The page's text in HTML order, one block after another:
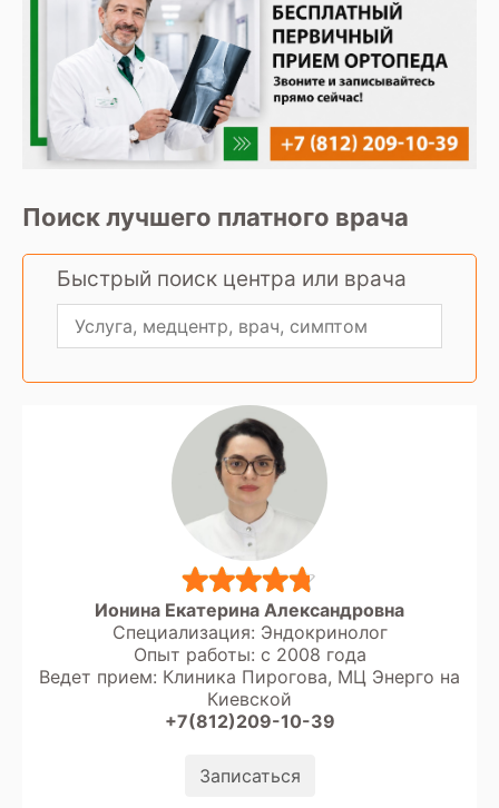
Поиск лучшего платного врача
Быстрый поиск центра или врача
Ионина Екатерина Александровна
Специализация: Эндокринолог
Опыт работы: с 2008 года
Ведет прием: Клиника Пирогова, МЦ Энерго на
Киевской
+7(812)209-10-39
Записаться